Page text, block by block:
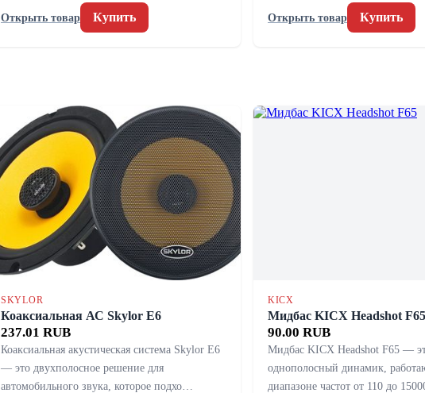
Открыть товар Купить
Открыть товар
Купить
SKYLOR
Коаксиальная АС Skylor E6
237.01 RUB
Коаксиальная акустическая система Skylor E6
— это двухполосное решение для
автомобильного звука, которое подхо…
KICX
Мидбас KICX Headshot F65
90.00 RUB
Мидбас KICX Headshot F65 —
однополосный динамик,
диапазоне частот от 110 до